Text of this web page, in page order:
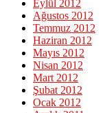
Eylül 2012
Ağustos 2012
Temmuz 2012
Haziran 2012
Mayıs 2012
Nisan 2012
Mart 2012
Şubat 2012
Ocak 2012